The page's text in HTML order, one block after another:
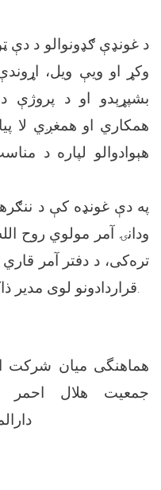
د غونډې ګډونوالو د دې
وکړ او ويې ويل،
بشپړېدو او د پروژې
همکاري او همغږي لا
هېوادوالو لپاره د
په دې غونډه کې د
ودانۍ آمر مولوي روح
تره‌کی، د دفتر آمر
هماهنگی میان شرکت
جمعیت هلال احمر